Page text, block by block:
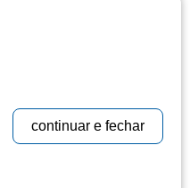
continuar e fechar